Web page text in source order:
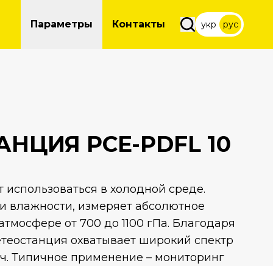
Параметры Контакты укр рус
PCE-PDFL 10
в холодной среде.
влажности, измеряет абсолютное
от 700 до 1100 гПа. Благодаря
охватывает широкий спектр
Типичное применение – мониторинг